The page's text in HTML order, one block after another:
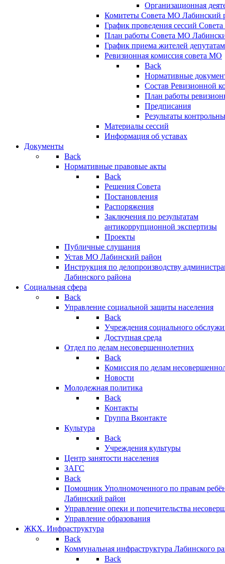
Организационная
Комитеты Совета МО Лабинский
График проведения сессий
План работы Совета МО
График приема жителей
Ревизионная комиссия совета МО
Back
Нормативные
Состав Ревизионной
План работы
Предписания
Результаты
Материалы сессий
Информация об уставах
Документы
Back
Нормативные правовые акты
Back
Решения Совета
Постановления
Распоряжения
Заключения по результатам
антикоррупционной экспертизы
Проекты
Публичные слушания
Устав МО Лабинский район
Инструкция по делопроизводству
Лабинского района
Социальная сфера
Back
Управление социальной защиты населения
Back
Учреждения социального
Доступная среда
Отдел по делам несовершеннолетних
Back
Комиссия по делам
Новости
Молодежная политика
Back
Контакты
Группа Вконтакте
Культура
Back
Учреждения культуры
Центр занятости населения
ЗАГС
Back
Помощник Уполномоченного по правам
Лабинский район
Управление опеки и попечительства
Управление образования
ЖКХ. Инфраструктура
Back
Коммунальная инфраструктура Лабинского
Back